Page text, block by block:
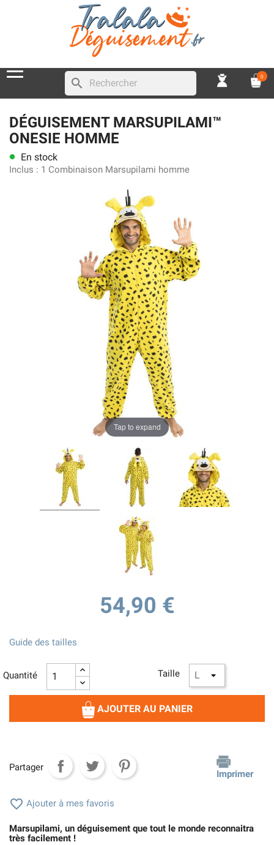
search 0
DÉGUISEMENT MARSUPILAMI™
ONESIE HOMME
lens En stock
Inclus : 1 Combinaison Marsupilami homme
Tap to expand
54,90 €
Taille
Guide des tailles
Quantité
AJOUTER AU PANIER
Partager
Imprimer
 Ajouter à mes favoris
Marsupilami, un déguisement que tout le monde reconnaitra
très facilement !